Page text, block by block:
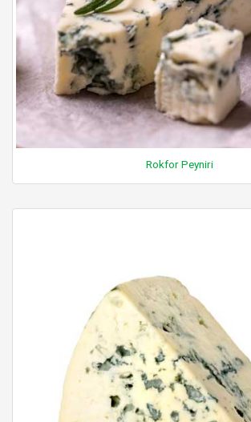
Rokfor Peyniri